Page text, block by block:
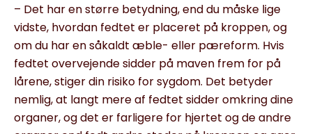
– Det har en større betydning, end du måske lige
vidste, hvordan fedtet er placeret på kroppen, og
om du har en såkaldt æble- eller pæreform. Hvis
fedtet overvejende sidder på maven frem for på
lårene, stiger din risiko for sygdom. Det betyder
nemlig, at langt mere af fedtet sidder omkring dine
organer, og det er farligere for hjertet og de andre